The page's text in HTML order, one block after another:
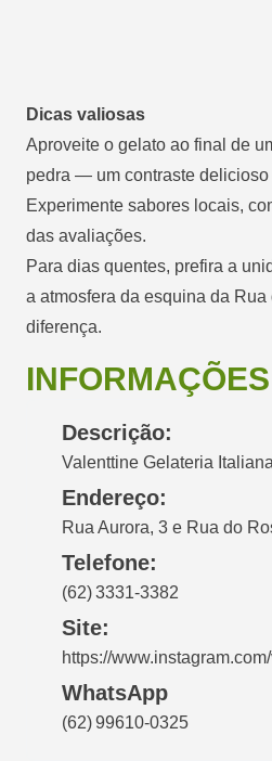
Dicas valiosas
Aproveite o gelato ao final de
pedra — um contraste delicioso
Experimente sabores locais,
das avaliações.
Para dias quentes, prefira a
a atmosfera da esquina da Rua
diferença.
Descrição:
Valenttine Gelateria Italiana
Endereço:
Rua Aurora, 3 e Rua do
Telefone:
(62) 3331‑3382
Site:
https://
WhatsApp
(62) 99610‑0325